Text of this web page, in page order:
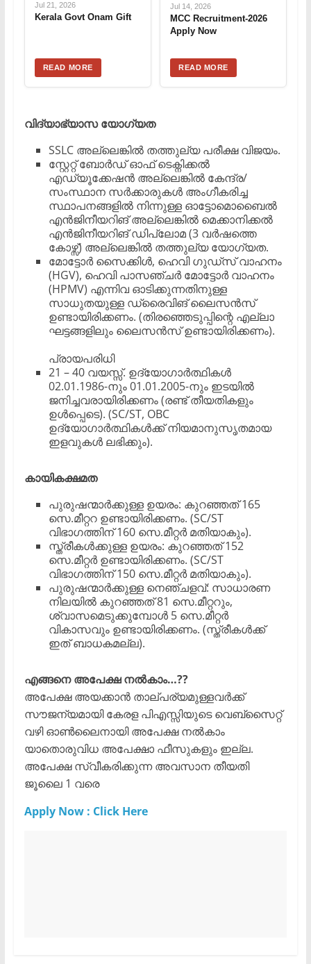
Jul 21, 2026
Kerala Govt Onam Gift
READ MORE
Jul 14, 2026
MCC Recruitment-2026
Apply Now
READ MORE
വിദ്യാഭ്യാസ യോഗ്യത
​SSLC അല്ലെങ്കിൽ തത്തുല്യ പരീക്ഷ വിജയം.
​സ്റ്റേറ്റ് ബോർഡ് ഓഫ് ടെക്നിക്കൽ
എഡ്യൂക്കേഷൻ അല്ലെങ്കിൽ കേന്ദ്ര/
സംസ്ഥാന സർക്കാരുകൾ അംഗീകരിച്ച
സ്ഥാപനങ്ങളിൽ നിന്നുള്ള ഓട്ടോമൊബൈൽ
എൻജിനീയറിങ് അല്ലെങ്കിൽ മെക്കാനിക്കൽ
എൻജിനീയറിങ് ഡിപ്ലോമ (3 വർഷത്തെ
കോഴ്സ്) അല്ലെങ്കിൽ തത്തുല്യ യോഗ്യത.
​മോട്ടോർ സൈക്കിൾ, ഹെവി ഗുഡ്സ് വാഹനം
(HGV), ഹെവി പാസഞ്ചർ മോട്ടോർ വാഹനം
(HPMV) എന്നിവ ഓടിക്കുന്നതിനുള്ള
സാധുതയുള്ള ഡ്രൈവിങ് ലൈസൻസ്
ഉണ്ടായിരിക്കണം. (തിരഞ്ഞെടുപ്പിന്റെ എല്ലാ
ഘട്ടങ്ങളിലും ലൈസൻസ് ഉണ്ടായിരിക്കണം).
പ്രായപരിധി
​21 – 40 വയസ്സ്. ​ഉദ്യോഗാർത്ഥികൾ
02.01.1986-നും 01.01.2005-നും ഇടയിൽ
ജനിച്ചവരായിരിക്കണം (രണ്ട് തീയതികളും
ഉൾപ്പെടെ). (SC/ST, OBC
ഉദ്യോഗാർത്ഥികൾക്ക് നിയമാനുസൃതമായ
ഇളവുകൾ ലഭിക്കും).
കായികക്ഷമത
​പുരുഷന്മാർക്കുള്ള ഉയരം: കുറഞ്ഞത് 165
സെ.മീറ്ററ ഉണ്ടായിരിക്കണം. (SC/ST
വിഭാഗത്തിന് 160 സെ.മീറ്റർ മതിയാകും).
​സ്ത്രീകൾക്കുള്ള ഉയരം: കുറഞ്ഞത് 152
സെ.മീറ്റർ ഉണ്ടായിരിക്കണം. (SC/ST
വിഭാഗത്തിന് 150 സെ.മീറ്റർ മതിയാകും).
​പുരുഷന്മാർക്കുള്ള നെഞ്ചളവ്: സാധാരണ
നിലയിൽ കുറഞ്ഞത് 81 സെ.മീറ്ററും,
ശ്വാസമെടുക്കുമ്പോൾ 5 സെ.മീറ്റർ
വികാസവും ഉണ്ടായിരിക്കണം. (സ്ത്രീകൾക്ക്
ഇത് ബാധകമല്ല).
എങ്ങനെ അപേക്ഷ നൽകാം…??
​അപേക്ഷ അയക്കാൻ താല്പര്യമുള്ളവർക്ക്
സൗജന്യമായി കേരള പിഎസ്സിയുടെ വെബ്സൈറ്റ്
വഴി ഓൺലൈനായി അപേക്ഷ നൽകാം
യാതൊരുവിധ അപേക്ഷാ ഫീസുകളും ഇല്ല.
അപേക്ഷ സ്വീകരിക്കുന്ന അവസാന തീയതി
ജൂലൈ 1 വരെ
Apply Now : Click Here